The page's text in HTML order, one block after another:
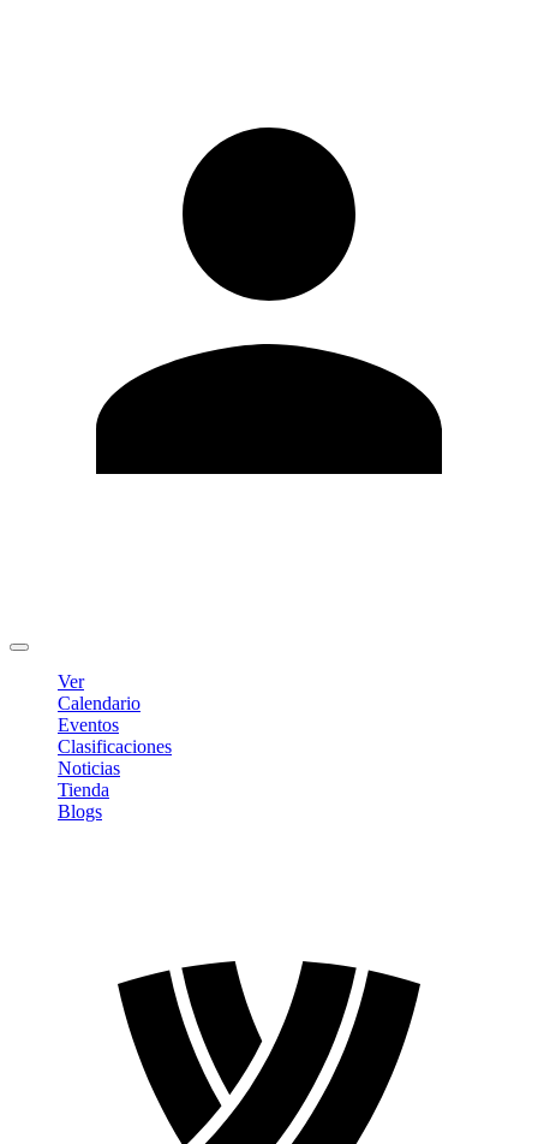
Ver
Calendario
Eventos
Clasificaciones
Noticias
Tienda
Blogs